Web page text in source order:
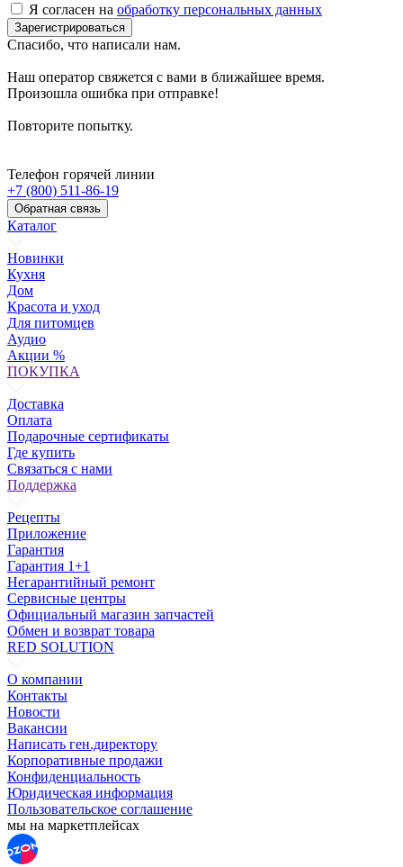
Я согласен на обработку персональных данных
Зарегистрироваться
Спасибо, что написали нам.
Наш оператор свяжется с вами в ближайшее время.
Произошла ошибка при отправке!
Повторите попытку.
Телефон горячей линии
+7 (800) 511-86-19
Обратная связь
Каталог
Новинки
Кухня
Дом
Красота и уход
Для питомцев
Аудио
Акции %
ПОКУПКА
Доставка
Оплата
Подарочные сертификаты
Где купить
Связаться с нами
Поддержка
Рецепты
Приложение
Гарантия
Гарантия 1+1
Негарантийный ремонт
Сервисные центры
Официальный магазин запчастей
Обмен и возврат товара
RED SOLUTION
О компании
Контакты
Новости
Вакансии
Написать ген.директору
Корпоративные продажи
Конфиденциальность
Юридическая информация
Пользовательское соглашение
мы на маркетплейсах